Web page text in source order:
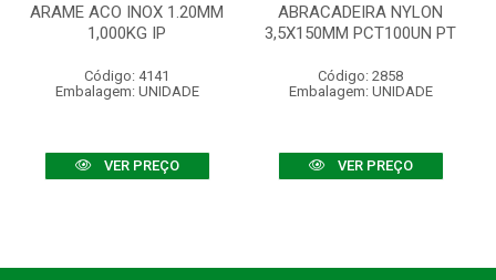
ARAME ACO INOX 1.20MM
1,000KG IP
Código: 4141
Embalagem: UNIDADE
VER PREÇO
ABRACADEIRA NYLON
3,5X150MM PCT100UN PT
Código: 2858
Embalagem: UNIDADE
VER PREÇO